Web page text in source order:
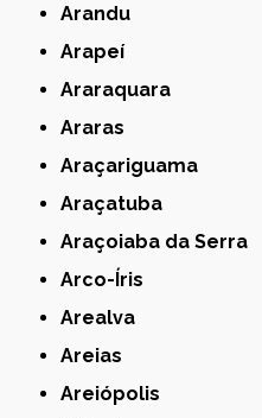
Arandu
Arapeí
Araraquara
Araras
Araçariguama
Araçatuba
Araçoiaba da Serra
Arco-Íris
Arealva
Areias
Areiópolis